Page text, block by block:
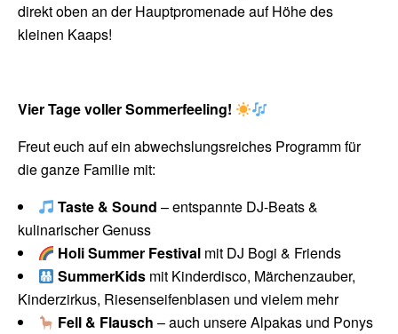
direkt oben an der Hauptpromenade auf Höhe des
kleinen Kaaps!
Vier Tage voller Sommerfeeling!
Freut euch auf ein abwechslungsreiches Programm für
die ganze Familie mit:
Taste & Sound – entspannte DJ-Beats &
kulinarischer Genuss
Holi Summer Festival mit DJ Bogi & Friends
SummerKids mit Kinderdisco, Märchenzauber,
Kinderzirkus, Riesenseifenblasen und vielem mehr
Fell & Flausch – auch unsere Alpakas und Ponys